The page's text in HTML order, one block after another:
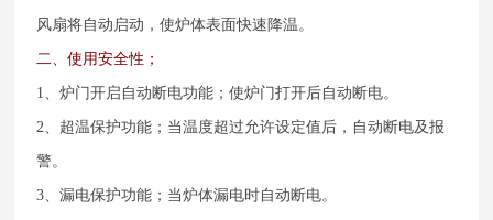
风扇将自动启动，使炉体表面快速降温。
二、使用安全性；
1、炉门开启自动断电功能；使炉门打开后自动断电。
2、超温保护功能；当温度超过允许设定值后，自动断电及报
警。
3、漏电保护功能；当炉体漏电时自动断电。